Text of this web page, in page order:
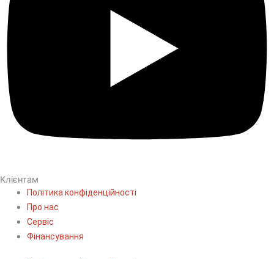
Клієнтам
Політика конфіденційності
Про нас
Сервіс
Фінансування